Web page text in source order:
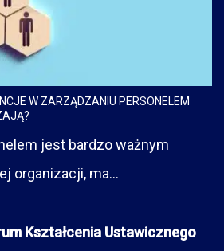
W ZARZĄDZANIU PERSONELEM
jest bardzo ważnym
organizacji, ma...
Kształcenia Ustawicznego